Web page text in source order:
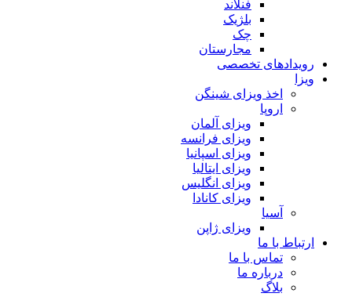
فنلاند
بلژیک
چک
مجارستان
رویدادهای تخصصی
ویزا
اخذ ویزای شینگن
اروپا
ویزای آلمان
ویزای فرانسه
ویزای اسپانیا
ویزای ایتالیا
ویزای انگلیس
ویزای کانادا
آسیا
ویزای ژاپن
ارتباط با ما
تماس با ما
درباره ما
بلاگ